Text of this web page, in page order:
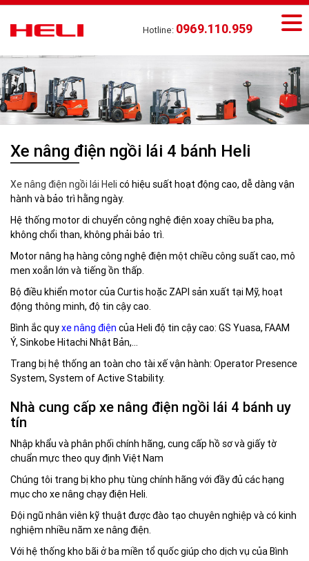
Hotline: 0969.110.959
Xe nâng điện ngồi lái 4 bánh Heli
Xe nâng điện ngồi lái Heli có hiệu suất hoạt động cao, dễ dàng vận
hành và bảo trì hằng ngày.
Hệ thống motor di chuyển công nghệ điện xoay chiều ba pha,
không chổi than, không phải bảo trì.
Motor nâng hạ hàng công nghệ điện một chiều công suất cao, mô
men xoắn lớn và tiếng ồn thấp.
Bộ điều khiển motor của Curtis hoặc ZAPI sản xuất tại Mỹ, hoạt
động thông minh, độ tin cậy cao.
Bình ắc quyxe nâng điện củaHeli độ tin cậy cao: GS Yuasa, FAAM
Ý, Sinkobe Hitachi Nhật Bản,…
Trang bị hệ thống an toàn cho tài xế vận hành: Operator Presence
System, System of Active Stability.
Nhà cung cấp xe nâng điện ngồi lái 4 bánh uy
tín
Nhập khẩu và phân phối chính hãng, cung cấp hồ sơ và giấy tờ
chuẩn mực theo quy định Việt Nam
Chúng tôi trang bị kho phụ tùng chính hãng với đầy đủ các hạng
mục cho xe nâng chạy điện Heli.
Đội ngũ nhân viên kỹ thuật được đào tạo chuyên nghiệp và có kinh
nghiệm nhiều năm xe nâng điện.
Với hệ thống kho bãi ở ba miền tổ quốc giúp cho dịch vụ của Bình